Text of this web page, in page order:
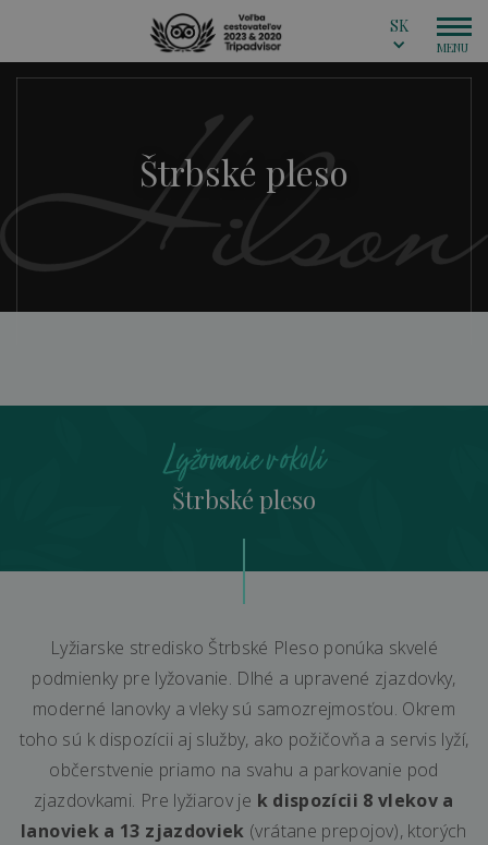
SK
Štrbské pleso
Lyžovanie v okolí
Štrbské pleso
Lyžiarske stredisko Štrbské Pleso ponúka skvelé
podmienky pre lyžovanie. Dlhé a upravené zjazdovky,
moderné lanovky a vleky sú samozrejmosťou. Okrem
toho sú k dispozícii aj služby, ako požičovňa a servis lyží,
občerstvenie priamo na svahu a parkovanie pod
zjazdovkami. Pre lyžiarov je k dispozícii 8 vlekov a
lanoviek a 13 zjazdoviek (vrátane prepojov), ktorých